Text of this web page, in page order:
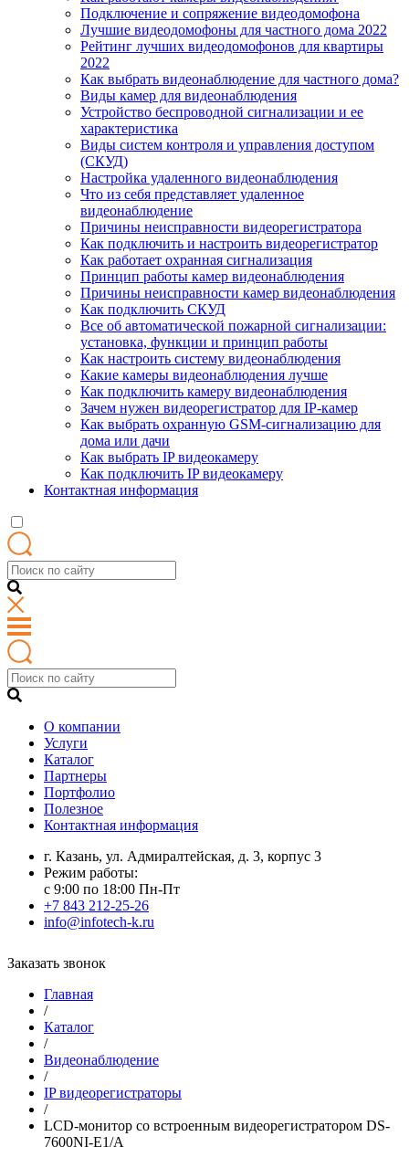
Подключение и сопряжение видеодомофона
Лучшие видеодомофоны для частного дома 2022
Рейтинг лучших видеодомофонов для квартиры
2022
Как выбрать видеонаблюдение для частного дома?
Виды камер для видеонаблюдения
Устройство беспроводной сигнализации и ее
характеристика
Виды систем контроля и управления доступом
(СКУД)
Настройка удаленного видеонаблюдения
Что из себя представляет удаленное
видеонаблюдение
Причины неисправности видеорегистратора
Как подключить и настроить видеорегистратор
Как работает охранная сигнализация
Принцип работы камер видеонаблюдения
Причины неисправности камер видеонаблюдения
Как подключить СКУД
Все об автоматической пожарной сигнализации:
установка, функции и принцип работы
Как настроить систему видеонаблюдения
Какие камеры видеонаблюдения лучше
Как подключить камеру видеонаблюдения
Зачем нужен видеорегистратор для IP-камер
Как выбрать охранную GSM-сигнализацию для
дома или дачи
Как выбрать IP видеокамеру
Как подключить IP видеокамеру
Контактная информация
О компании
Услуги
Каталог
Партнеры
Портфолио
Полезное
Контактная информация
г. Казань, ул. Адмиралтейская, д. 3, корпус 3
Режим работы:
с 9:00 по 18:00 Пн-Пт
+7 843 212-25-26
info@infotech-k.ru
Заказать звонок
Главная
/
Каталог
/
Видеонаблюдение
/
IP видеорегистраторы
/
LCD-монитор со встроенным видеорегистратором DS-
7600NI-E1/A